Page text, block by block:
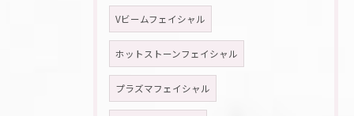
Vビームフェイシャル
ホットストーンフェイシャル
プラズマフェイシャル